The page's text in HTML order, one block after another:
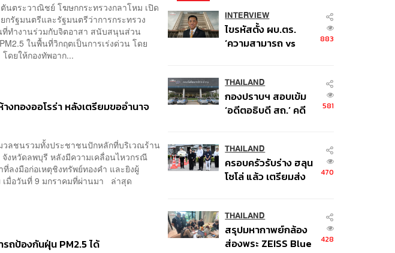
นตระวาณิชย์ โฆษกกระทรวงกลาโหม เปิด
กรัฐมนตรีและรัฐมนตรีว่าการกระทรวง
ที่ทำงานร่วมกับจิตอาสา สนับสนุนส่วน
ในพื้นที่วิกฤตเป็นการเร่งด่วน โดย
ยให้กองทัพอาก...
งทองออโรร่า หลังเตรียมขออำนาจ
วลชนรวมทั้งประชาชนปักหลักที่บริเวณร้าน
งหวัดลพบุรี หลังมีความเคลื่อนไหวกรณี
ลงมือก่อเหตุชิงทรัพย์ทองคำ และยิงผู้
เมื่อวันที่ 9 มกราคมที่ผ่านมา ล่าสุด
รถป้องกันฝุ่น PM2.5 ได้
INTERVIEW
ไขรหัสตั้ง ผบ.ตร.
‘ความสามารถ vs
พล.ต.อ. เอก อังสนา
นนท์
883
THAILAND
กองปราบฯ สอบเข้ม
‘อดีตอธิบดี สถ.’ คดี
ป.ป.ช. 12 ส.ค. นี้
581
THAILAND
ครอบครัวรับร่าง ฮลุน
โซโล่ แล้ว เตรียมส่ง
470
THAILAND
สรุปมหากาพย์กล้อง
ส่องพระ ZEISS Blue
428